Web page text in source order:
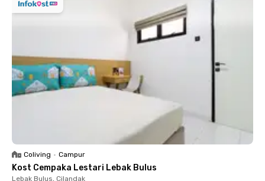
Coliving • Campur
Kost Cempaka Lestari Lebak Bulus
Lebak Bulus, Cilandak